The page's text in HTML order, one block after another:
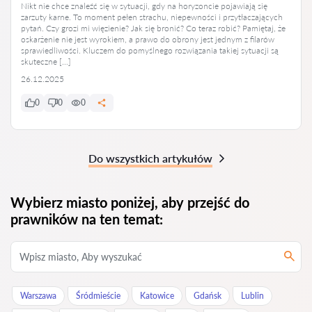
Nikt nie chce znaleźć się w sytuacji, gdy na horyzoncie pojawiają się
zarzuty karne. To moment pełen strachu, niepewności i przytłaczających
pytań. Czy grozi mi więzienie? Jak się bronić? Co teraz robić? Pamiętaj, że
oskarżenie nie jest wyrokiem, a prawo do obrony jest jednym z filarów
sprawiedliwości. Kluczem do pomyślnego rozwiązania takiej sytuacji są
skuteczne […]
26.12.2025
0 0 0
Do wszystkich artykułów
Wybierz miasto poniżej, aby przejść do
prawników na ten temat:
Warszawa Śródmieście Katowice Gdańsk Lublin